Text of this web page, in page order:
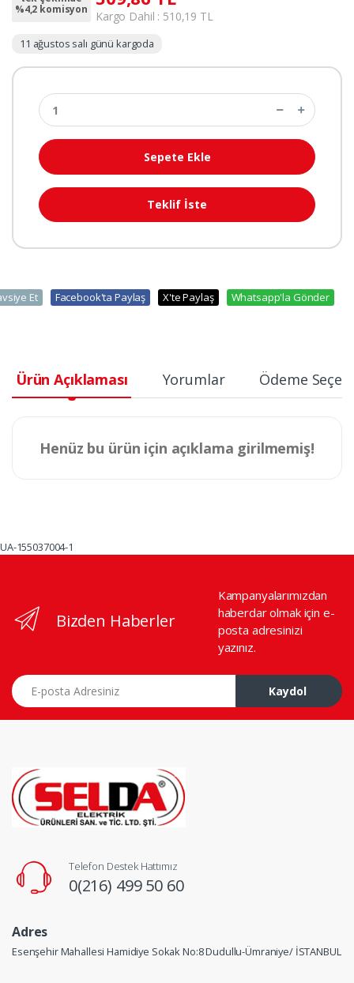
%4,2 komisyon
Kargo Dahil : 510,19 TL
11 ağustos salı günü kargoda
Sepete Ekle
Teklif İste
Et Facebook'ta Paylaş X'te Paylaş Whatsapp'la Gönder
Ürün Açıklaması Yorumlar Ödeme
Henüz bu ürün için açıklama girilmemiş!
UA-155037004-1
Bizden Haberler
Kampanyalarımızdan
haberdar olmak için e-
posta adresinizi
yazınız.
E-posta Adresiniz
Kaydol
Telefon Destek Hattımız
0(216) 499 50 60
Adres
Esenşehir Mahallesi Hamidiye Sokak No:8 Dudullu-Ümraniye/ İSTANBUL